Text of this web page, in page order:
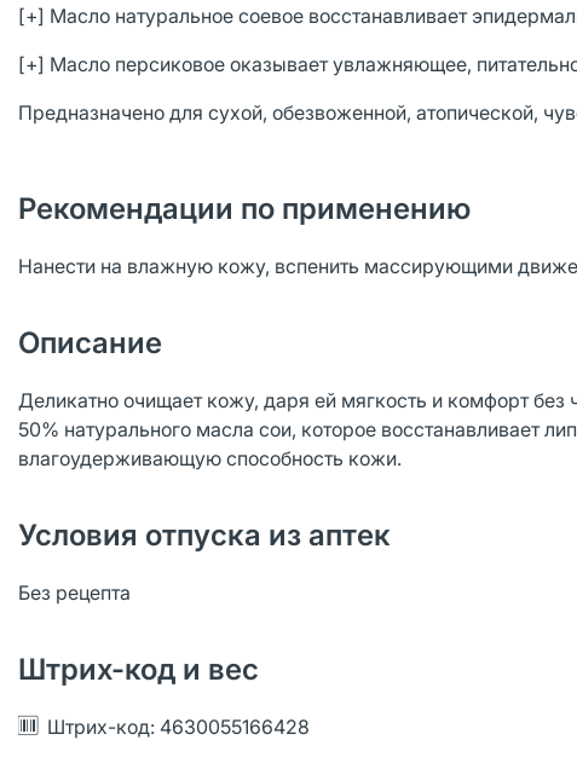
[+] Масло натуральное соевое восстанавливает
[+] Масло персиковое оказывает увлажняющее,
Предназначено для сухой, обезвоженной, атопической,
Рекомендации по применению
Нанести на влажную кожу, вспенить массирующими
Описание
Деликатно очищает кожу, даря ей мягкость и комфорт
50% натурального масла сои, которое восстанавливает
влагоудерживающую способность кожи.
Условия отпуска из аптек
Без рецепта
Штрих-код и вес
Штрих-код: 4630055166428